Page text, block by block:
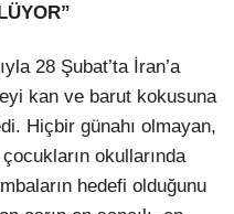
28 Şubat’ta İran’a
kan ve barut kokusuna
Hiçbir günahı olmayan,
okullarında
hedefi olduğunu